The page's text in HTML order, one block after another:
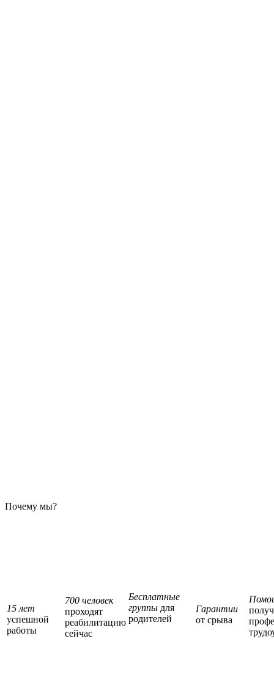
Почему мы?
15 лет
успешной
работы
700 человек
проходят
реабилитацию
сейчас
Бесплатные
группы для
родителей
Гарантии
от срыва